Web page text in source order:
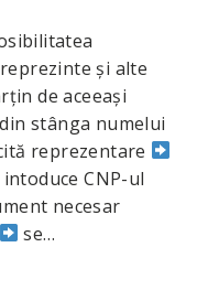
și alte
de aceeași
stânga numelui
reprezentare
intoduce CNP-ul
necesar
se…